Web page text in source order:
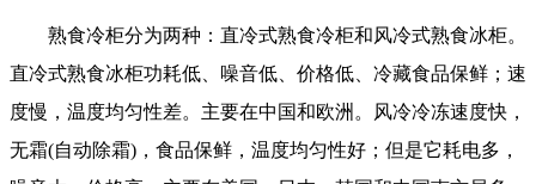
熟食冷柜分为两种：直冷式熟食冷柜和风冷式熟食冰柜。
直冷式熟食冰柜功耗低、噪音低、价格低、冷藏食品保鲜；速
度慢，温度均匀性差。主要在中国和欧洲。风冷冷冻速度快，
无霜(自动除霜)，食品保鲜，温度均匀性好；但是它耗电多，